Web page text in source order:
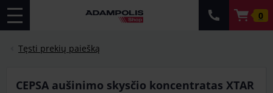
0
Tęsti prekių paiešką
CEPSA aušinimo skysčio koncentratas XTAR